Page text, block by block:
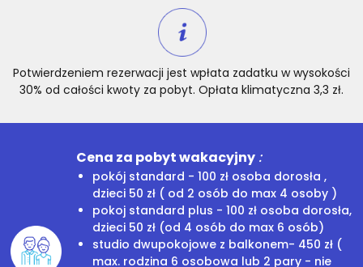
Potwierdzeniem rezerwacji jest wpłata zadatku w wysokości
30% od całości kwoty za pobyt. Opłata klimatyczna 3,3 zł.
Cena za pobyt wakacyjny :
pokój standard - 100 zł osoba dorosła ,
dzieci 50 zł ( od 2 osób do max 4 osoby )
pokoj standard plus - 100 zł osoba dorosła,
dzieci 50 zł (od 4 osób do max 6 osób)
studio dwupokojowe z balkonem- 450 zł (
max. rodzina 6 osobowa lub 2 pary - nie